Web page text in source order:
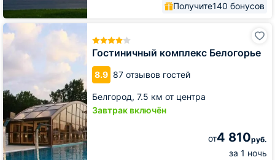
Получите140 бонусов
Гостиничный комплекс Белогорье
8.9 87 отзывов гостей
Белгород, 7.5 км от центра
Завтрак включён
от4 810руб.
за 1 ночь
Гостиничный
комплекс